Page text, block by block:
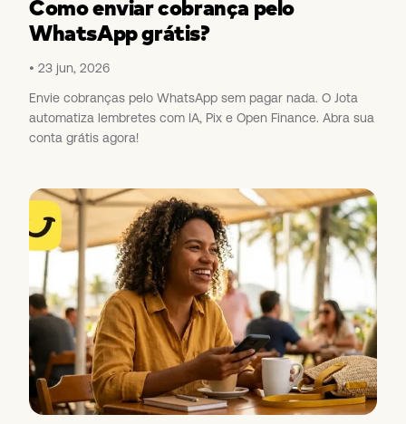
Como enviar cobrança pelo
WhatsApp grátis?
23 jun, 2026
Envie cobranças pelo WhatsApp sem pagar nada. O Jota
automatiza lembretes com IA, Pix e Open Finance. Abra sua
conta grátis agora!